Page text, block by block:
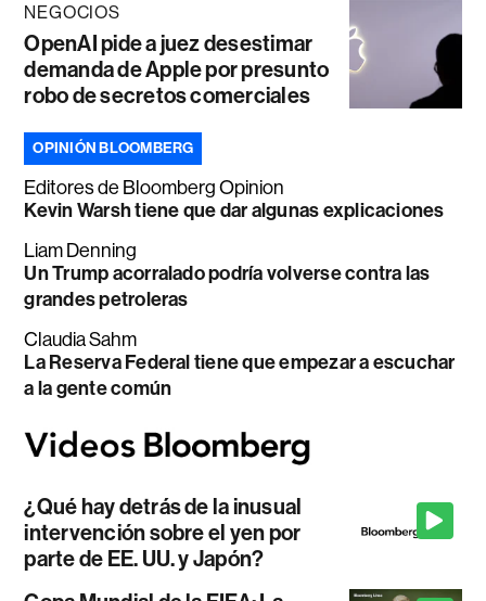
NEGOCIOS
OpenAI pide a juez desestimar
demanda de Apple por presunto
robo de secretos comerciales
OPINIÓN BLOOMBERG
Editores de Bloomberg Opinion
Kevin Warsh tiene que dar algunas explicaciones
Liam Denning
Un Trump acorralado podría volverse contra las
grandes petroleras
Claudia Sahm
La Reserva Federal tiene que empezar a escuchar
a la gente común
¿Qué hay detrás de la inusual
intervención sobre el yen por
parte de EE. UU. y Japón?